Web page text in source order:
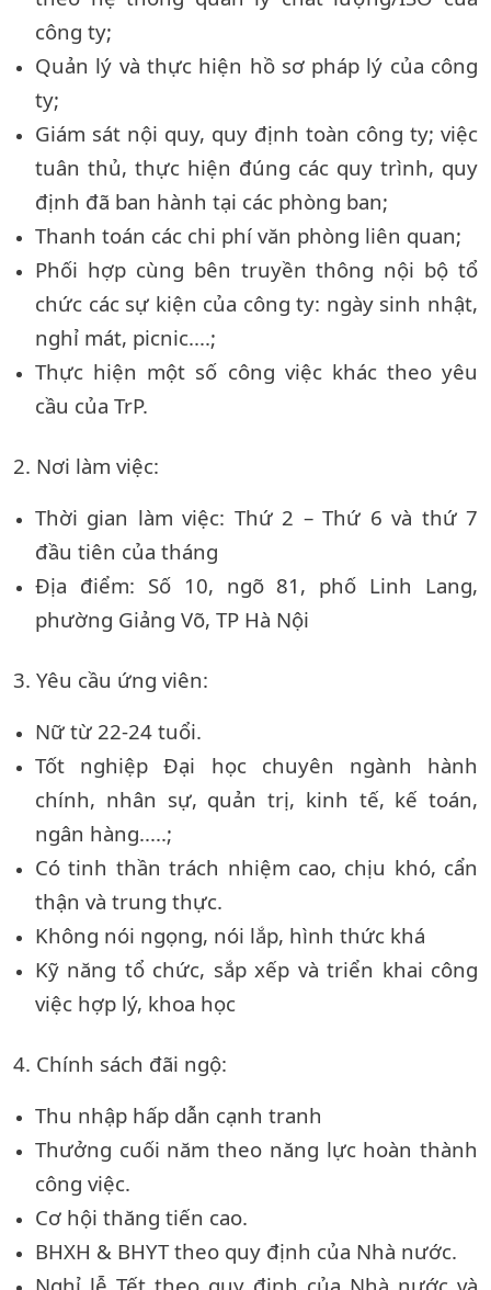
công ty;
Quản lý và thực hiện hồ sơ pháp lý của công
ty;
Giám sát nội quy, quy định toàn công ty; việc
tuân thủ, thực hiện đúng các quy trình, quy
định đã ban hành tại các phòng ban;
Thanh toán các chi phí văn phòng liên quan;
Phối hợp cùng bên truyền thông nội bộ tổ
chức các sự kiện của công ty: ngày sinh nhật,
nghỉ mát, picnic....;
Thực hiện một số công việc khác theo yêu
cầu của TrP.
2. Nơi làm việc:
Thời gian làm việc: Thứ 2 – Thứ 6 và thứ 7
đầu tiên của tháng
Địa điểm: Số 10, ngõ 81, phố Linh Lang,
phường Giảng Võ, TP Hà Nội
3. Yêu cầu ứng viên:
Nữ từ 22-24 tuổi.
Tốt nghiệp Đại học chuyên ngành hành
chính, nhân sự, quản trị, kinh tế, kế toán,
ngân hàng.....;
Có tinh thần trách nhiệm cao, chịu khó, cẩn
thận và trung thực.
Không nói ngọng, nói lắp, hình thức khá
Kỹ năng tổ chức, sắp xếp và triển khai công
việc hợp lý, khoa học
4. Chính sách đãi ngộ:
Thu nhập hấp dẫn cạnh tranh
Thưởng cuối năm theo năng lực hoàn thành
công việc.
Cơ hội thăng tiến cao.
BHXH & BHYT theo quy định của Nhà nước.